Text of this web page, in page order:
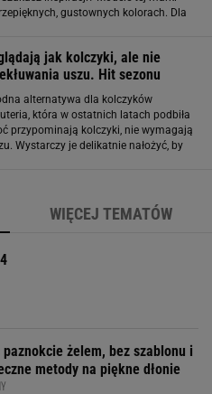
gustownych kolorach. Dla
jak kolczyki, ale nie
uszu. Hit sezonu
alternatywa dla kolczyków
która w ostatnich latach podbiła
przypominają kolczyki, nie wymagają
Wystarczy je delikatnie nałożyć, by
WIĘCEJ TEMATÓW
paznokcie żelem, bez szablonu i
metody na piękne dłonie